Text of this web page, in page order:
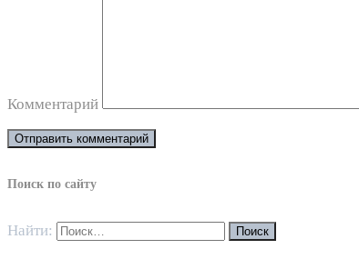
Комментарий
Поиск по сайту
Найти: